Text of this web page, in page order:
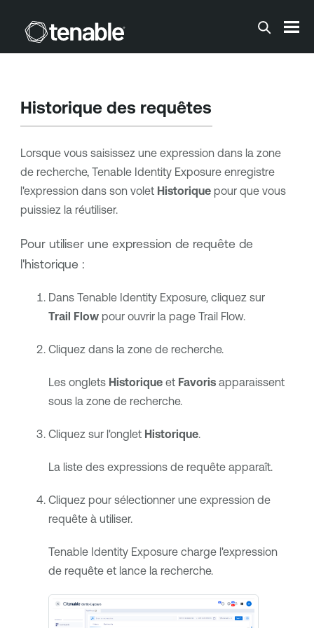
Passer au contenu principal
Historique des requêtes
Lorsque vous saisissez une expression dans la zone
de recherche, Tenable Identity Exposureenregistre
l'expression dans son volet Historiquepour que vous
puissiez la réutiliser.
Pour utiliser une expression de requête de
l'historique :
Dans Tenable Identity Exposure, cliquez sur
Trail Flowpour ouvrir la page Trail Flow.
Cliquez dans la zone de recherche.
Les onglets Historiqueet Favorisapparaissent
sous la zone de recherche.
Cliquez sur l'onglet Historique.
La liste des expressions de requête apparaît.
Cliquez pour sélectionner une expression de
requête à utiliser.
Tenable Identity Exposurecharge l'expression
de requête et lance la recherche.